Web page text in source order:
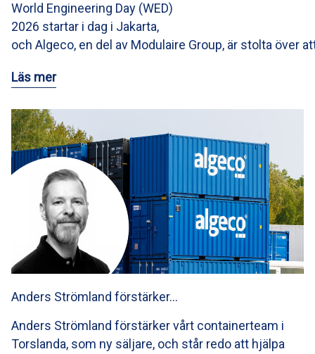
World Engineering Day (WED)
2026 startar i dag i Jakarta,
och Algeco, en del av Modulaire Group, är stolta över
Läs mer
Anders Strömland förstärker…
Anders Strömland förstärker vårt containerteam i
Torslanda, som ny säljare, och står redo att hjälpa